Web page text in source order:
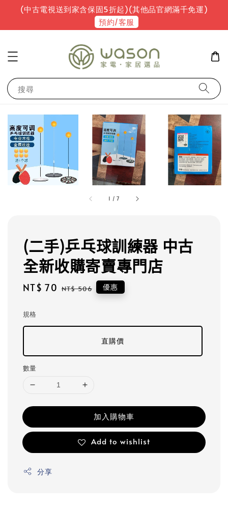
(中古電視送到家含保固5折起)(其他品官網滿千免運)
預約/客服
搜尋
1 /7
(二手)乒乓球訓練器 中古
全新收購寄賣專門店
Sale
NT$ 70 Regular
NT$ 506 優惠
規格
直購價
數量
加入購物車
Add to wishlist
分享